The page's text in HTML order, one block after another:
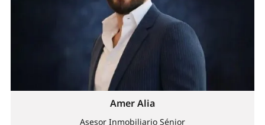
Amer Alia
Asesor Inmobiliario Sénior